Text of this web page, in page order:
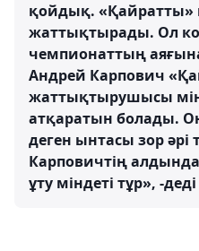
қойдық. «Қайратты»
жаттықтырады. Ол
чемпионаттың
Андрей Карпович
жаттықтырушысы
атқаратын болады.
деген ынтасы зор әрі
Карповичтің
ұту міндеті тұр», -